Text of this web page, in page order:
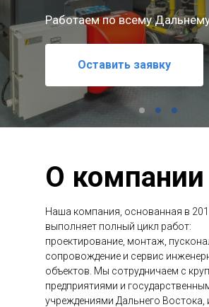
Оставить заявку
Работаем по всему
Наша компания, основанная в
выполняет полный цикл работ:
проектирование, монтаж,
сопровождение и сервис
объектов. Мы сотрудничаем с
предприятиями и
учреждениями Дальнего Востока,
О компании
Оставить заявку
Мы реализуем проекты любой
от проектирования до полного
инженерных объектов